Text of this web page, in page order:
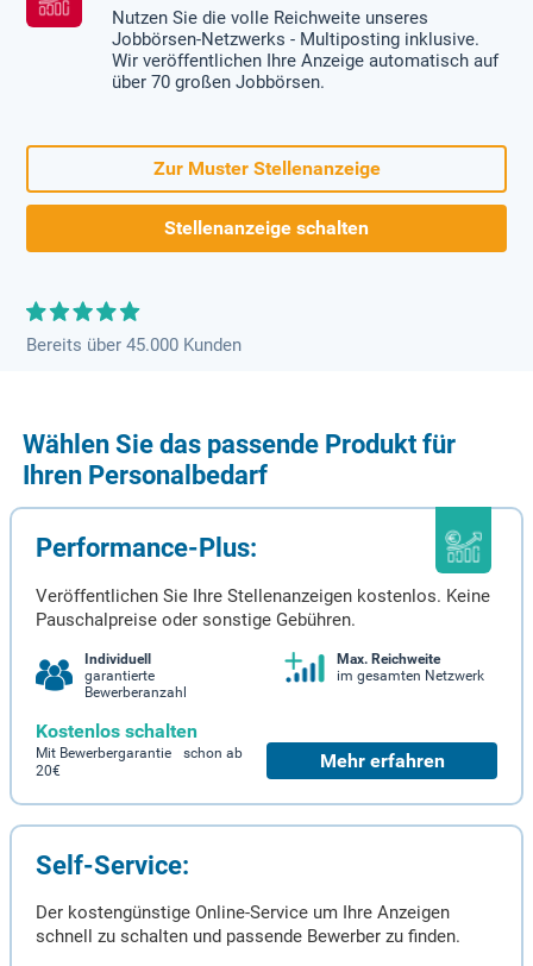
Nutzen Sie die volle Reichweite unseres
Jobbörsen-Netzwerks - Multiposting inklusive.
Wir veröffentlichen Ihre Anzeige automatisch auf
über 70 großen Jobbörsen.
Zur Muster Stellenanzeige
Stellenanzeige schalten
Bereits über 45.000 Kunden
Wählen Sie das passende Produkt für
Ihren Personalbedarf
Performance-Plus:
Veröffentlichen Sie Ihre Stellenanzeigen kostenlos. Keine
Pauschalpreise oder sonstige Gebühren.
Individuell
garantierte
Bewerberanzahl
Max. Reichweite
im gesamten Netzwerk
Kostenlos schalten
Mit Bewerbergarantie schon ab
20€
Mehr erfahren
Self-Service:
Der kostengünstige Online-Service um Ihre Anzeigen
schnell zu schalten und passende Bewerber zu finden.